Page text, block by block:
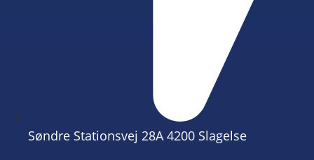
Søndre Stationsvej 28A 4200 Slagelse